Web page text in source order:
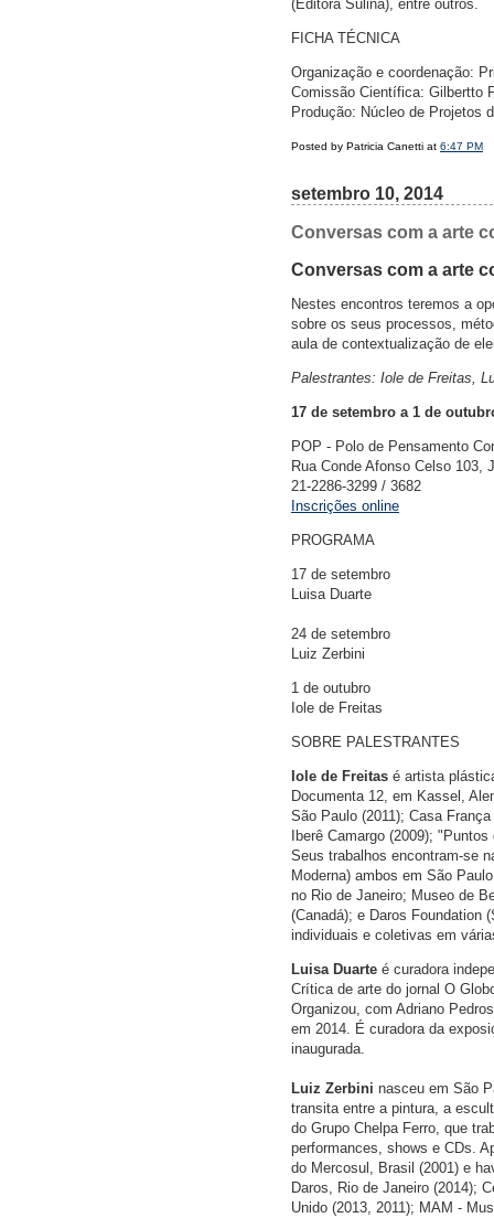
(Editora Sulina), entre outros.
FICHA TÉCNICA
Organização e coordenação:
Comissão Científica: Gilbertto
Produção: Núcleo de Projetos
Posted by Patricia Canetti at 6:47 PM
setembro 10, 2014
Conversas com a arte
Conversas com a arte
Nestes encontros teremos a
sobre os seus processos,
aula de contextualização de
Palestrantes: Iole de Freitas,
17 de setembro a 1 de
POP - Polo de Pensamento
Rua Conde Afonso Celso 103,
21-2286-3299 / 3682
Inscrições online
PROGRAMA
17 de setembro
Luisa Duarte
24 de setembro
Luiz Zerbini
1 de outubro
Iole de Freitas
SOBRE PALESTRANTES
Iole de Freitas é artista
Documenta 12, em Kassel,
São Paulo (2011); Casa
Iberê Camargo (2009);
Seus trabalhos encontram-se
Moderna) ambos em São
no Rio de Janeiro; Museo de
(Canadá); e Daros Foundation
individuais e coletivas em
Luisa Duarte é curadora
Crítica de arte do jornal O
Organizou, com Adriano
em 2014. É curadora da
inaugurada.
Luiz Zerbini nasceu em São
transita entre a pintura, a
do Grupo Chelpa Ferro, que
performances, shows e CDs.
do Mercosul, Brasil (2001) e
Daros, Rio de Janeiro (2014);
Unido (2013, 2011); MAM -